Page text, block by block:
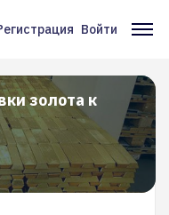
Войти
золота к